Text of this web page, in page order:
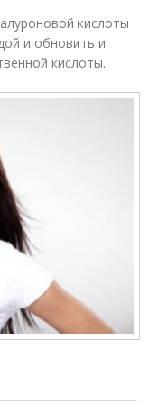
кислоты
и обновить и
кислоты.